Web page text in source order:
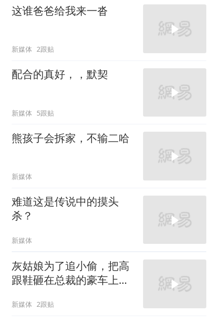
这谁爸爸给我来一沓
新媒体 2跟贴
配合的真好，，默契
新媒体 5跟贴
熊孩子会拆家，不输二哈
新媒体
难道这是传说中的摸头
杀？
新媒体
灰姑娘为了追小偷，把高
跟鞋砸在总裁的豪车上，
新媒体 2跟贴